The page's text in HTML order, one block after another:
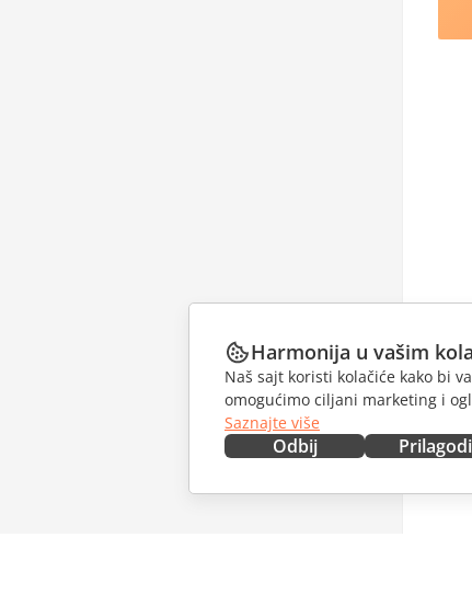
Harmonija u vašim
Naš sajt koristi kolačiće kako bi
omogućimo ciljani marketing i
Saznajte više
Odbij Prilagodi